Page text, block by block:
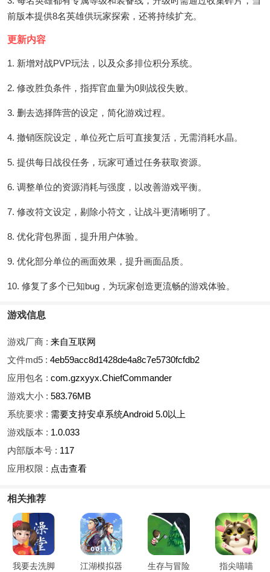
前版本提供8名英雄供玩家探索，还将持续扩充。
更新内容
1. 新增对战PVP玩法，以及众多排位积分系统。
2. 修改胜负条件，指挥官血量为0则战役失败。
3. 删去选择阵营的设定，简化游戏过程。
4. 撤销医院设定，单位死亡后可直接复活，无需消耗水晶。
5. 提供每日战役任务，玩家可通过任务获取资源。
6. 调整单位的资源消耗与强度，以改善游戏平衡。
7. 修改符文设定，剔除小符文，让战斗更清晰明了。
8. 优化背包界面，提升用户体验。
9. 优化部分单位的画面效果，提升画面品质。
10. 修复了多个已知bug，为玩家创造更流畅的游戏体验。
游戏信息
游戏厂商 : 来自互联网
文件md5 : 4eb59acc8d1428de4a8c7e5730fcfdb2
应用包名 : com.gzxyyx.ChiefCommander
游戏大小 : 583.76MB
系统要求 : 需要支持安卓系统Android 5.0以上
游戏版本 : 1.0.033
内部版本号 : 117
应用权限 : 点击查看
相关推荐
我要去洗脚 江湖模拟器 生存与冒险 指尖喵喵